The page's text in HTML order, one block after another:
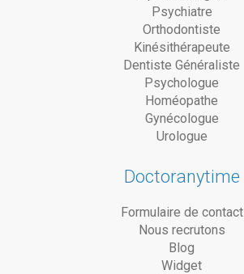
Psychiatre
Orthodontiste
Kinésithérapeute
Dentiste Généraliste
Psychologue
Homéopathe
Gynécologue
Urologue
Doctoranytime
Formulaire de contact
Nous recrutons
Blog
Widget